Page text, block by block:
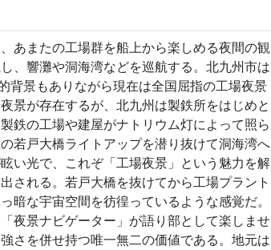
あまたの工場群を船上から楽しめる夜間の観
、響灘や洞海湾などを巡航する。北九州市は
背景もありながら現在は全国屈指の工場夜景
景が存在するが、北九州は製鉄所をはじめと
鉄の工場や建屋がナトリウム灯によって照ら
若戸大橋ライトアップを潜り抜けて洞海湾へ
い光で、これぞ「工場夜景」という魅力を解
される。若戸大橋を抜けてから工場プラント
暗な宇宙空間を彷徨っているような感覚だ。
夜景ナビゲーター」が語り部として楽しませ
さを併せ持つ唯一無二の価値である。地元は